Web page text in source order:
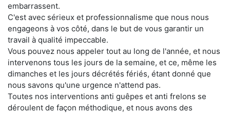
embarrassent.
C'est avec sérieux et professionnalisme que nous nous
engageons à vos côté, dans le but de vous garantir un
travail à qualité impeccable.
Vous pouvez nous appeler tout au long de l'année, et nous
intervenons tous les jours de la semaine, et ce, même les
dimanches et les jours décrétés fériés, étant donné que
nous savons qu'une urgence n'attend pas.
Toutes nos interventions anti guêpes et anti frelons se
déroulent de façon méthodique, et nous avons des